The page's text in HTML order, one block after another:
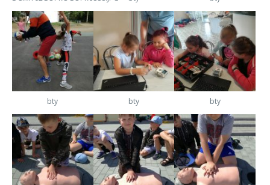
bty bty bty